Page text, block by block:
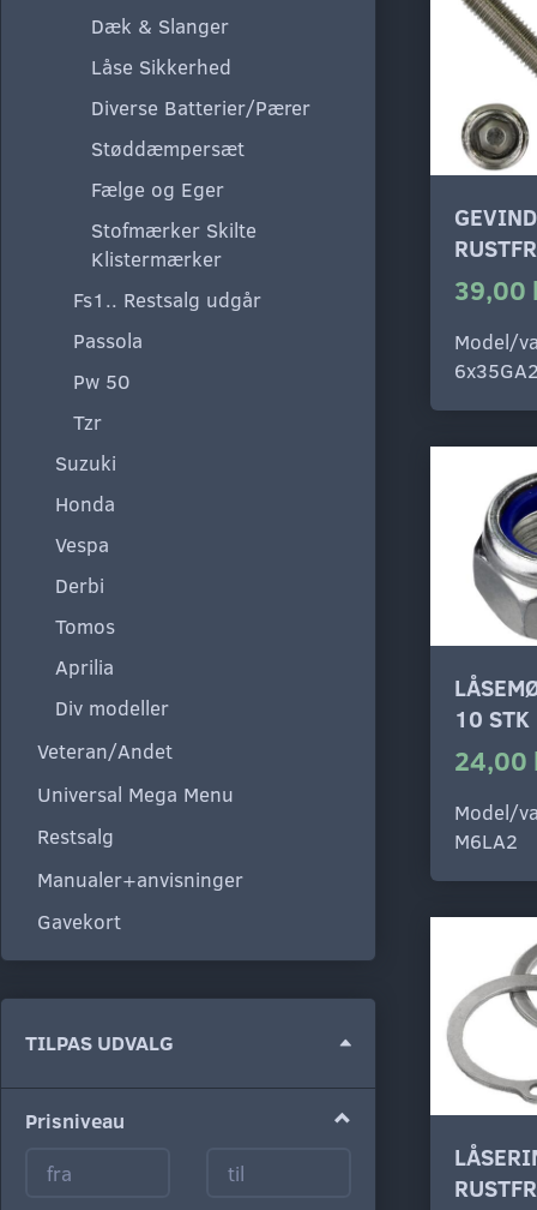
Dæk & Slanger
Låse Sikkerhed
Diverse Batterier/Pærer
Støddæmpersæt
Fælge og Eger
Stofmærker Skilte
Klistermærker
Fs1.. Restsalg udgår
Passola
Pw 50
Tzr
Suzuki
Honda
Vespa
Derbi
Tomos
Aprilia
Div modeller
Veteran/Andet
Universal Mega Menu
Restsalg
Manualer+anvisninger
Gavekort
TILPAS UDVALG
Prisniveau
39,00
Model/
10 STK
24,00
Model/
M6LA2